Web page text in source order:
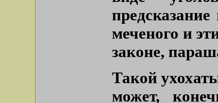
меченого и
законе,
Такой
может,